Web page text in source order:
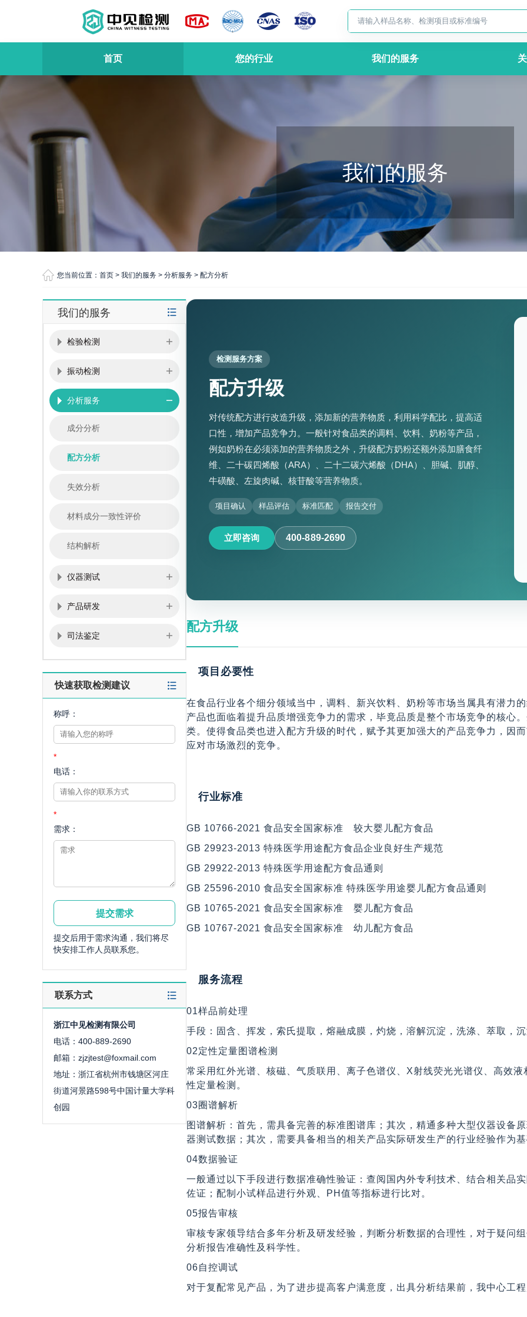
首页 您的行业 我们的服务
我们的服务
您当前位置： 首页 > 我们的服务 > 分析服务 > 配方分析
我们的服务
检验检测
振动检测
分析服务
成分分析
配方分析
失效分析
材料成分一致性评价
结构解析
仪器测试
产品研发
司法鉴定
快速获取检测建议
称呼：
*
电话：
*
需求：
提交后用于需求沟通，我们将尽
快安排工作人员联系您。
联系方式
浙江中见检测有限公司
电话：400-889-2690
邮箱：zjzjtest@foxmail.com
地址：浙江省杭州市钱塘区河庄
街道河景路598号中国计量大学科
创园
检测服务方案
配方升级
对传统配方进行改造升级，添加新的营养物质，利用科学配比，提高适
口性，增加产品竞争力。一般针对食品类的调料、饮料、奶粉等产品，
例如奶粉在必须添加的营养物质之外，升级配方奶粉还额外添加膳食纤
维、二十碳四烯酸（ARA）、二十二碳六烯酸（DHA）、胆碱、肌醇、
牛磺酸、左旋肉碱、核苷酸等营养物质。
项目确认 样品评估 标准匹配 报告交付
立即咨询 400-889-2690
配方升级
项目必要性
在食品行业各个细分领域当中，调料、新兴饮料、奶粉等市场当属具有潜力
产品也面临着提升品质增强竞争力的需求，毕竟品质是整个市场竞争的核心
类。使得食品类也进入配方升级的时代，赋予其更加强大的产品竞争力，因
应对市场激烈的竞争。
行业标准
GB 10766-2021 食品安全国家标准 较大婴儿配方食品
GB 29923-2013 特殊医学用途配方食品企业良好生产规范
GB 29922-2013 特殊医学用途配方食品通则
GB 25596-2010 食品安全国家标准 特殊医学用途婴儿配方食品通则
GB 10765-2021 食品安全国家标准 婴儿配方食品
GB 10767-2021 食品安全国家标准 幼儿配方食品
服务流程
01样品前处理
手段：固含、挥发，索氏提取，熔融成膜，灼烧，溶解沉淀，洗涤、萃取，沉
02定性定量图谱检测
常采用红外光谱、核磁、气质联用、离子色谱仪、X射线荧光光谱仪、高效
性定量检测。
03圈谱解析
图谱解析：首先，需具备完善的标准图谱库；其次，精通多种大型仪器设备
器测试数据；其次，需要具备相当的相关产品实际研发生产的行业经验作为基
04数据验证
一般通过以下手段进行数据准确性验证：查阅国内外专利技术、结合相关品
佐证；配制小试样品进行外观、PH值等指标进行比对。
05报告审核
审核专家领导结合多年分析及研发经验，判断分析数据的合理性，对于疑问
分析报告准确性及科学性。
06自控调试
对于复配常见产品，为了进步提高客户满意度，出具分析结果前，我中心工程